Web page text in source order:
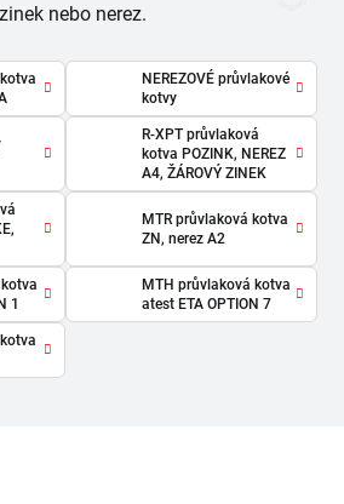
nebo nerez.
NEREZOVÉ průvlakové
kotvy
R-XPT průvlaková
kotva POZINK, NEREZ
A4, ŽÁROVÝ ZINEK
MTR průvlaková kotva
ZN, nerez A2
1
MTH průvlaková kotva
atest ETA OPTION 7